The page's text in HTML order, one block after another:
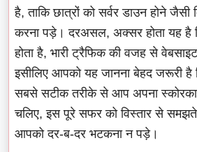
है, ताकि छात्रों को सर्वर डाउन होने जैसी
करना पड़े। दरअसल, अक्सर होता यह है
होता है, भारी ट्रैफिक की वजह से वेबसाइट
इसीलिए आपको यह जानना बेहद जरूरी
सबसे सटीक तरीके से आप अपना
चलिए, इस पूरे सफर को विस्तार से
आपको दर-ब-दर भटकना न पड़े।